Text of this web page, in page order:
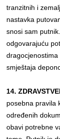
tranzitnih i
nastavka
snosi sam
odgovarajuću
smještaja
14.
posebna pravila
određenih
obavi potrebne